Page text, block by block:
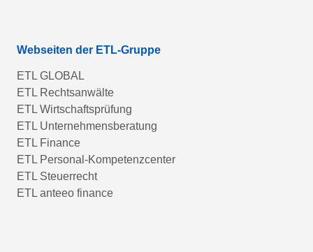
Webseiten der ETL-Gruppe
ETL GLOBAL
ETL Rechtsanwälte
ETL Wirtschaftsprüfung
ETL Unternehmensberatung
ETL Finance
ETL Personal-Kompetenzcenter
ETL Steuerrecht
ETL anteeo finance